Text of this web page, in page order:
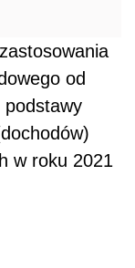
od
podstawy
w roku 2021